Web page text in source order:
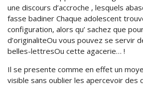
une discours d’accroche , lesquels
fasse badiner Chaque adolescent
configuration, alors qu’ sachez que
d’originaliteOu vous pouvez se servir
belles-lettresOu cette agacerie… !
Il se presente comme en effet un
visible sans oublier les apercevoir des